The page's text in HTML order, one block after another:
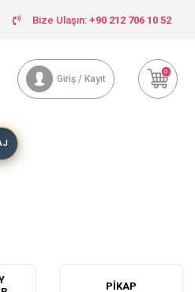
Bize Ulaşın: +90 212 706 10 52
Giriş / Kayıt
0
PIKAP